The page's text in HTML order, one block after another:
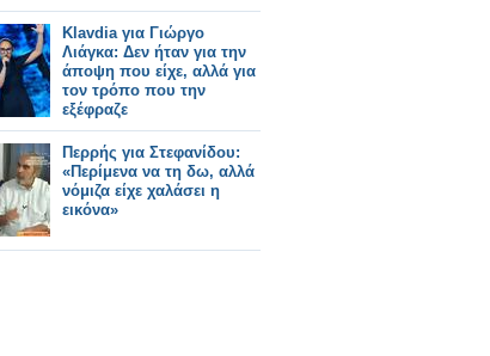
Klavdia για Γιώργο
Λιάγκα: Δεν ήταν για την
άποψη που είχε, αλλά για
τον τρόπο που την
εξέφραζε
Περρής για Στεφανίδου:
«Περίμενα να τη δω, αλλά
νόμιζα είχε χαλάσει η
εικόνα»